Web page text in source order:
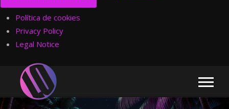
Política de cookies
Privacy Policy
Legal Notice